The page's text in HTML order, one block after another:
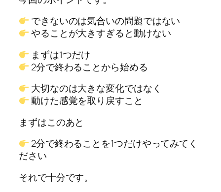
できないのは気合いの問題ではない
やることが大きすぎると動けない
まずは1つだけ
2分で終わることから始める
大切なのは大きな変化ではなく
動けた感覚を取り戻すこと
まずはこのあと
2分で終わることを1つだけやってみてく
ださい
それで十分です。